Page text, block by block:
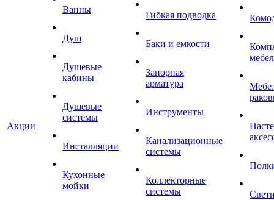
Акции
Ванны
Душ
Душевые
кабины
Душевые
системы
Инсталляции
Кухонные
мойки
Гибкая подводка
Баки и емкости
Запорная
арматура
Инструменты
Канализационные
системы
Коллекторные
системы